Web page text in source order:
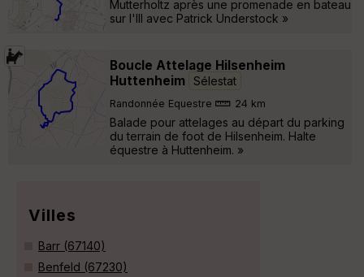
Mutterholtz après une promenade en bateau
sur l'Ill avec Patrick Understock »
Boucle Attelage Hilsenheim
Huttenheim
Sélestat
Randonnée Equestre 24 km
Balade pour attelages au départ du parking
du terrain de foot de Hilsenheim. Halte
équestre à Huttenheim. »
Villes
Barr (67140)
Benfeld (67230)